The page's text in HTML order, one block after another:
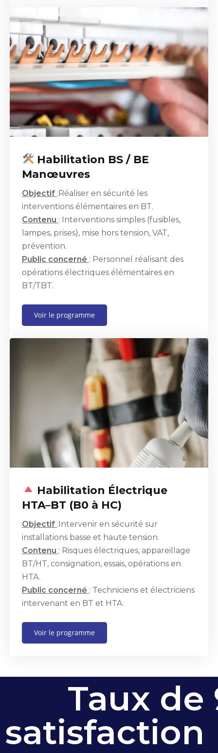
Habilitation BS / BE
Manœuvres
Objectif :Réaliser en sécurité les
interventions élémentaires en BT.
Contenu : Interventions simples (fusibles,
lampes, prises), mise hors tension, VAT,
prévention.
Public concerné : Personnel réalisant des
opérations électriques élémentaires en
BT/TBT.
Voir le programme
Habilitation Électrique
HTA–BT (B0 à HC)
Objectif :Intervenir en sécurité sur
installations basse et haute tension.
Contenu : Risques électriques, appareillage
BT/HT, consignation, essais, opérations en
HTA.
Public concerné : Techniciens et électriciens
intervenant en BT et HTA.
Voir le programme
Taux de
satisfaction